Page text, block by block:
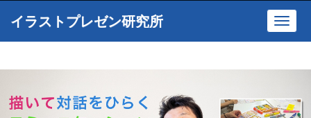
イラストプレゼン研究所